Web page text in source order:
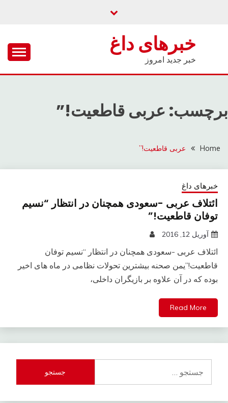
خبرهای داغ
خبر جدید امروز
برچسب: عربی قاطعیت!”
Home عربی قاطعیت!”
خبرهای داغ
ائتلاف عربی -سعودی همچنان در انتظار “نسیم
توفان قاطعیت!”
آوریل 12, 2016
ائتلاف عربی -سعودی همچنان در انتظار “نسیم توفان
قاطعیت!”یمن صحنه بیشترین تحولات نظامی در ماه های اخیر
بوده که در آن علاوه بر بازیگران داخلی،
Read More
برای: